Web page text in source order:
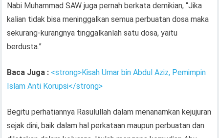
Nabi Muhammad SAW juga pernah berkata demikian, “Jika
kalian tidak bisa meninggalkan semua perbuatan dosa maka
sekurang-kurangnya tinggalkanlah satu dosa, yaitu
berdusta.”
Baca Juga : <strong>Kisah Umar bin Abdul Aziz, Pemimpin
Islam Anti Korupsi</strong>
Begitu perhatiannya Rasulullah dalam menanamkan kejujuran
sejak dini, baik dalam hal perkataan maupun perbuatan dan